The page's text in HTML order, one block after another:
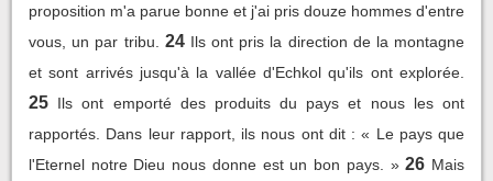
proposition m'a parue bonne et j'ai pris douze hommes d'entre
vous, un par tribu.
24 Ils ont pris la direction de la montagne
et sont arrivés jusqu'à la vallée d'Echkol qu'ils ont explorée.
25 Ils ont emporté des produits du pays et nous les ont
rapportés. Dans leur rapport, ils nous ont dit : « Le pays que
l'Eternel notre Dieu nous donne est un bon pays. » 26 Mais